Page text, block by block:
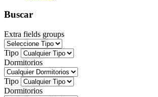
Buscar
Extra fields groups
Tipo
Dormitorios
Tipo
Dormitorios